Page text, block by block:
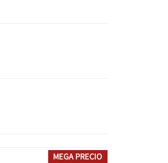
MEGA PRECIO